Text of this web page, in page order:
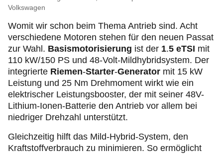
Volkswagen
Womit wir schon beim Thema Antrieb sind. Acht
verschiedene Motoren stehen für den neuen Passat
zur Wahl. Basismotorisierung ist der 1.5 eTSI mit
110 kW/150 PS und 48-Volt-Mildhybridsystem. Der
integrierte Riemen-Starter-Generator mit 15 kW
Leistung und 25 Nm Drehmoment wirkt wie ein
elektrischer Leistungsbooster, der mit seiner 48V-
Lithium-Ionen-Batterie den Antrieb vor allem bei
niedriger Drehzahl unterstützt.
Gleichzeitig hilft das Mild-Hybrid-System, den
Kraftstoffverbrauch zu minimieren. So ermöglicht